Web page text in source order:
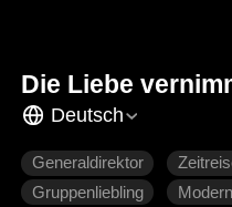
Die Liebe
Deutsch
Generaldirektor
Gruppenliebling